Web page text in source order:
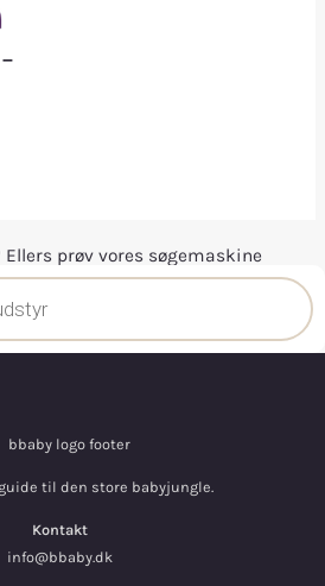
prøv vores søgemaskine
til den store babyjungle.
Kontakt
info@bbaby.dk